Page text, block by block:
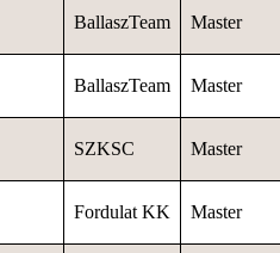
BallaszTeam Master
BallaszTeam Master
SZKSC Master
Fordulat KK Master